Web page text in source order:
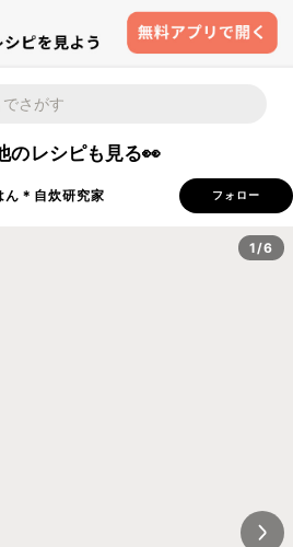
レシピも見る👀
ん＊自炊研究家 フォロー
1/6